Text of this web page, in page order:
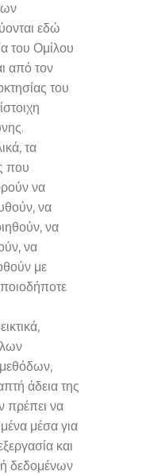
εδώ
του Ομίλου
από τον
του
τα
που
να
να
να
να
με
άδεια της
πρέπει να
μέσα για
και
δεδομένων